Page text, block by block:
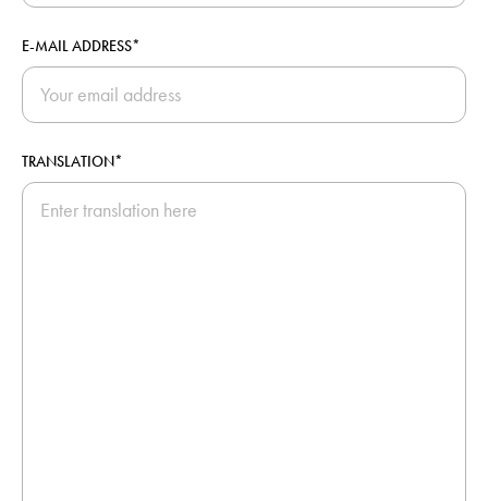
E-MAIL ADDRESS*
TRANSLATION*